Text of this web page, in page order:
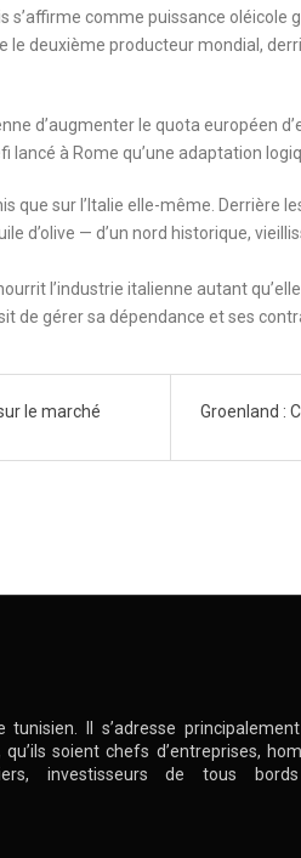
comme puissance oléicole
deuxième producteur mondial,
d’augmenter le quota européen
à Rome qu’une adaptation
que sur l’Italie elle-même. Derrière
d’olive — d’un nord historique,
l’industrie italienne autant
de gérer sa dépendance et ses
le marché
Groenland :
Il s’adresse
soient chefs d’entreprises,
investisseurs de tous